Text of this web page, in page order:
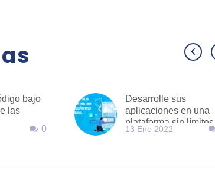
bajo
las
0
Desarrolle sus
aplicaciones en una
plataforma sin límites
Microsoft Power
Cuando se conecta a
13 Ene 2022